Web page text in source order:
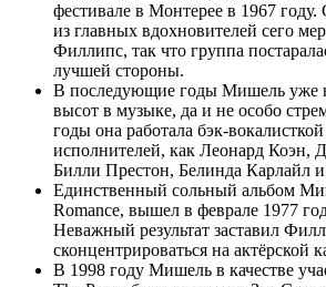
фестивале в Монтерее в 1967
из главных вдохновителей сего
Филлипс, так что группа
лучшей стороны.
В последующие годы Мишель уже
высот в музыке, да и не особо
годы она работала бэк-
исполнителей, как Леонард Коэн,
Билли Престон, Белинда Карлайл
Единственный сольный альбом
Romance, вышел в феврале 1977
Неважный результат заставил
сконцентрироваться на актёрской
В 1998 году Мишель в качестве